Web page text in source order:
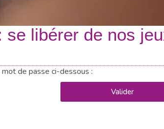
se libérer de nos
de passe ci-dessous :